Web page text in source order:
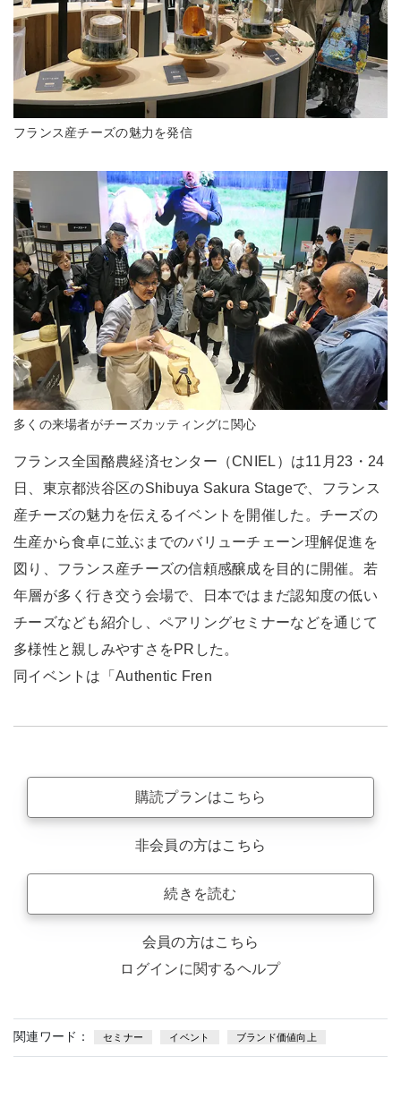
フランス産チーズの魅力を発信
多くの来場者がチーズカッティングに関心
フランス全国酪農経済センター（CNIEL）は11月23・24
日、東京都渋谷区のShibuya Sakura Stageで、フランス
産チーズの魅力を伝えるイベントを開催した。チーズの
生産から食卓に並ぶまでのバリューチェーン理解促進を
図り、フランス産チーズの信頼感醸成を目的に開催。若
年層が多く行き交う会場で、日本ではまだ認知度の低い
チーズなども紹介し、ペアリングセミナーなどを通じて
多様性と親しみやすさをPRした。
同イベントは「Authentic Fren
購読プランはこちら
非会員の方はこちら
続きを読む
会員の方はこちら
ログインに関するヘルプ
関連ワード： セミナー イベント ブランド価値向上